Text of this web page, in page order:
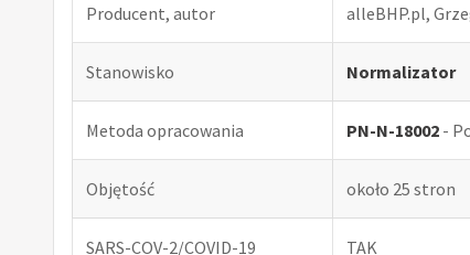
Producent, autor alleBHP.pl,
Stanowisko Normalizator
Metoda opracowania PN-N-18002 -
Objętość około 25 stron
SARS-COV-2/COVID-19 TAK